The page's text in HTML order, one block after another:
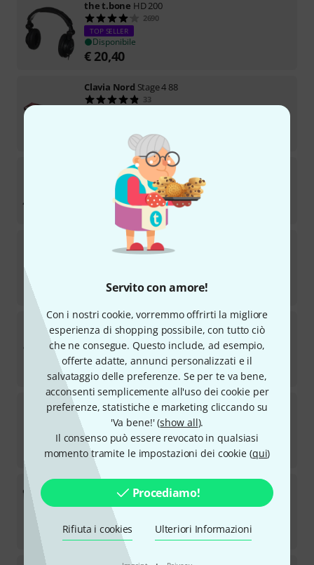
Servito con amore!
Con i nostri cookie, vorremmo offrirti la migliore
esperienza di shopping possibile, con tutto ciò
che ne consegue. Questo include, ad esempio,
offerte adatte, annunci personalizzati e il
salvataggio delle preferenze. Se per te va bene,
acconsenti semplicemente all'uso dei cookie per
preferenze, statistiche e marketing cliccando su
'Va bene!' (show all).
Il consenso può essere revocato in qualsiasi
momento tramite le impostazioni dei cookie (qui)
Procediamo!
Rifiuta i cookies Ulteriori Informazioni
the t.bone HD 200
2690
TOP SELLER
Disponibile
€ 20,40
Clavia Nord Stage 4 88
33
MilleniumMPS-1000 E-Drum Set
363
Disponibile
1.022
Thomann KB-47BM
615
89
Yamaha Genos 2
60
TOP SELLER
Disponibile
€ 3.899
Harley Benton TE-52 NA Vintage Series
TOP SELLER
Disponibile
€169
Katana 50 Gen 3
189
TOP SELLER
Disponibile
€299